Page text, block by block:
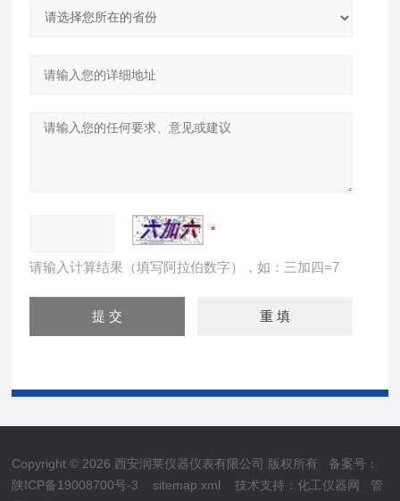
请输入计算结果（填写阿拉伯数字），如：三加四=7
Copyright © 2026 西安润莱仪器仪表有限公司 版权所有 备案号：
陕ICP备19008700号-3
sitemap.xml 技术支持：化工仪器网
管